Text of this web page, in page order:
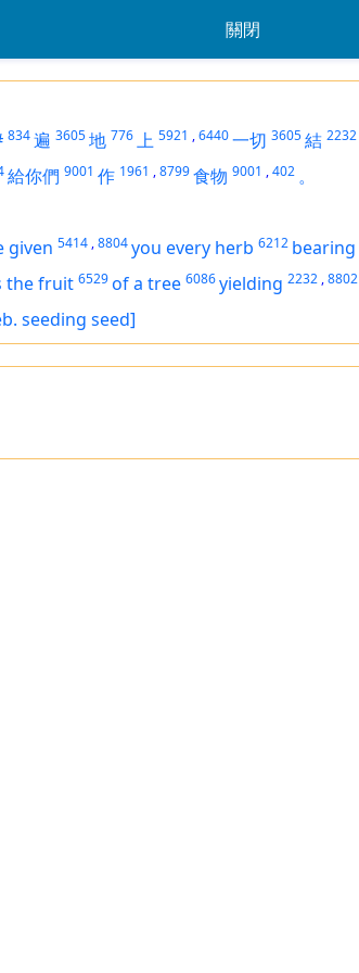
關閉
834遍 3605地 776上 5921 ,6440一切 3605結 2232
給你們 9001 作 1961 ,8799食物 9001 ,402 。
given 5414 ,8804you every herb 6212 bearing
the fruit 6529of a tree 6086yielding 2232 ,8802
seeding seed]